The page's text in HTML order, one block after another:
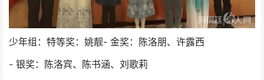
少年组：特等奖：姚靓- 金奖：陈洛朋、许露西
- 银奖：陈洛宾、陈书涵、刘歌莉